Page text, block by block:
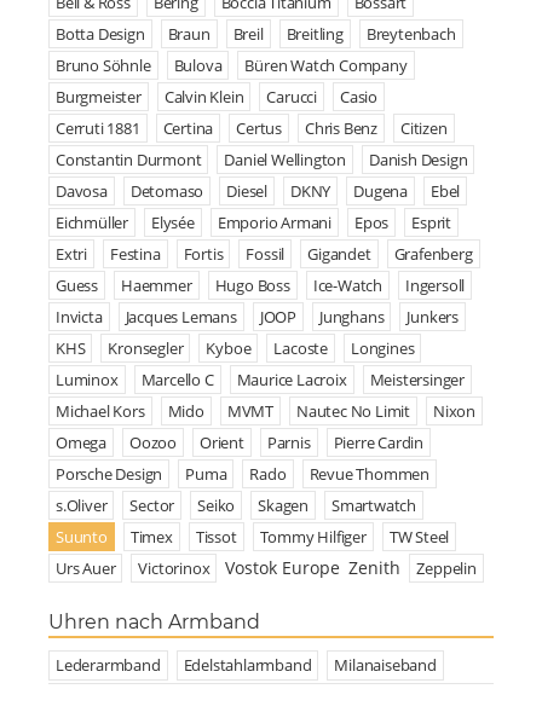
Botta Design
Braun Breil Breitling
Breytenbach
Bruno Söhnle
Bulova
Büren Watch Company
Burgmeister
Calvin Klein Carucci
Casio
Cerruti 1881
Certina Certus Chris Benz
Citizen
Constantin Durmont
Daniel Wellington
Danish Design
Davosa
Detomaso Diesel DKNY Dugena
Ebel
Eichmüller
Elysée Emporio Armani Epos
Esprit
Extri
Festina Fortis Fossil Gigandet
Grafenberg
Guess
Haemmer Hugo Boss Ice-Watch
Ingersoll
Invicta
Jacques Lemans JOOP Junghans
Junkers
KHS
Kronsegler Kyboe Lacoste
Longines
Luminox
Marcello C Maurice Lacroix
Meistersinger
Michael Kors
Mido MVMT Nautec No Limit
Nixon
Omega
Oozoo Orient Parnis
Pierre Cardin
Porsche Design
Puma Rado
Revue Thommen
s.Oliver
Sector Seiko Skagen
Smartwatch
Suunto
Timex Tissot Tommy Hilfiger
TW Steel
Urs Auer
Victorinox Vostok Europe Zenith Zeppelin
Uhren nach Armband
Lederarmband Edelstahlarmband Milanaiseband